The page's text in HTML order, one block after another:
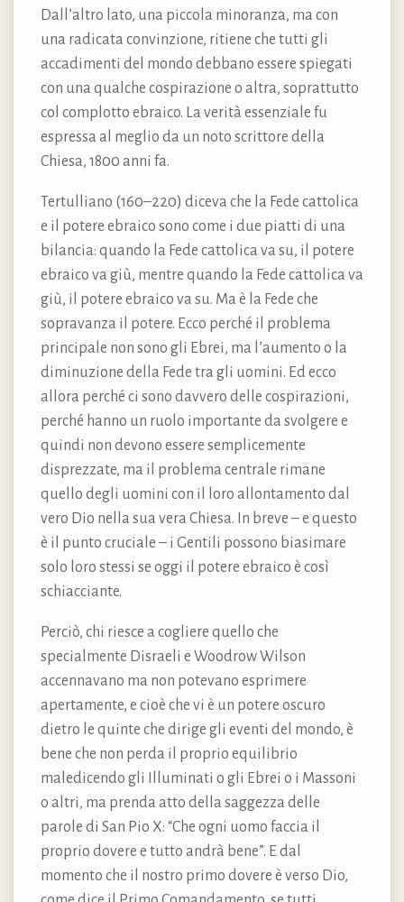
Dall’altro lato, una piccola minoranza, ma con
una radicata convinzione, ritiene che tutti gli
accadimenti del mondo debbano essere spiegati
con una qualche cospirazione o altra, soprattutto
col complotto ebraico. La verità essenziale fu
espressa al meglio da un noto scrittore della
Chiesa, 1800 anni fa.
Tertulliano (160–220) diceva che la Fede cattolica
e il potere ebraico sono come i due piatti di una
bilancia: quando la Fede cattolica va su, il potere
ebraico va giù, mentre quando la Fede cattolica va
giù, il potere ebraico va su. Ma è la Fede che
sopravanza il potere. Ecco perché il problema
principale non sono gli Ebrei, ma l’aumento o la
diminuzione della Fede tra gli uomini. Ed ecco
allora perché ci sono davvero delle cospirazioni,
perché hanno un ruolo importante da svolgere e
quindi non devono essere semplicemente
disprezzate, ma il problema centrale rimane
quello degli uomini con il loro allontamento dal
vero Dio nella sua vera Chiesa. In breve – e questo
è il punto cruciale – i Gentili possono biasimare
solo loro stessi se oggi il potere ebraico è così
schiacciante.
Perciò, chi riesce a cogliere quello che
specialmente Disraeli e Woodrow Wilson
accennavano ma non potevano esprimere
apertamente, e cioè che vi è un potere oscuro
dietro le quinte che dirige gli eventi del mondo, è
bene che non perda il proprio equilibrio
maledicendo gli Illuminati o gli Ebrei o i Massoni
o altri, ma prenda atto della saggezza delle
parole di San Pio X: “Che ogni uomo faccia il
proprio dovere e tutto andrà bene”. E dal
momento che il nostro primo dovere è verso Dio,